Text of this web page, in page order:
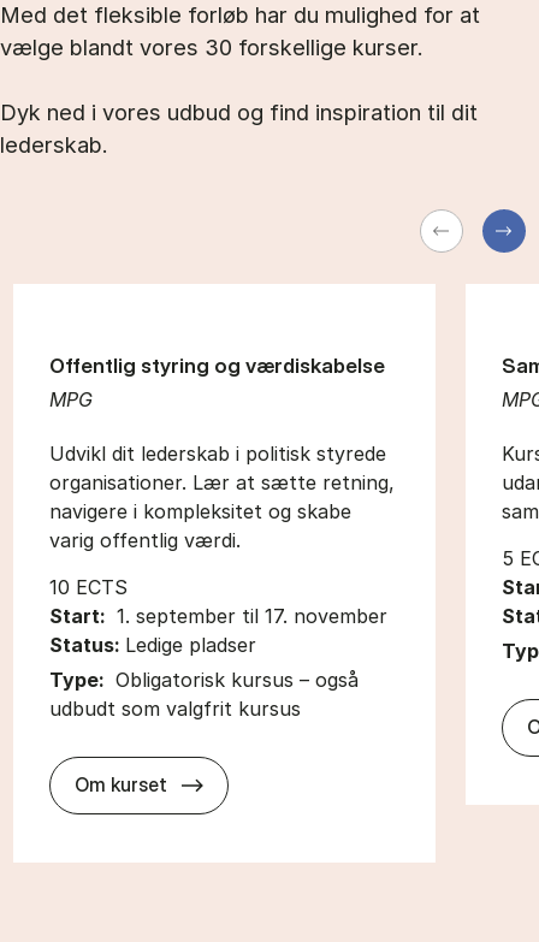
Med det fleksible forløb har du mulighed for at
vælge blandt vores 30 forskellige kurser.
Dyk ned i vores udbud og find inspiration til dit
lederskab.
MPG
Offentlig styring og værdiskabelse
Udvikl dit lederskab i politisk styrede
organisationer. Lær at sætte retning,
navigere i kompleksitet og skabe
varig offentlig værdi.
10 ECTS
Start: 1. september til 17. november
Status: Ledige pladser
Type: Obligatorisk kursus – også
udbudt som valgfrit kursus
Om kurset about
5